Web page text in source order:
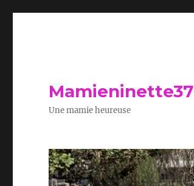
Mamieninette37
Une mamie heureuse